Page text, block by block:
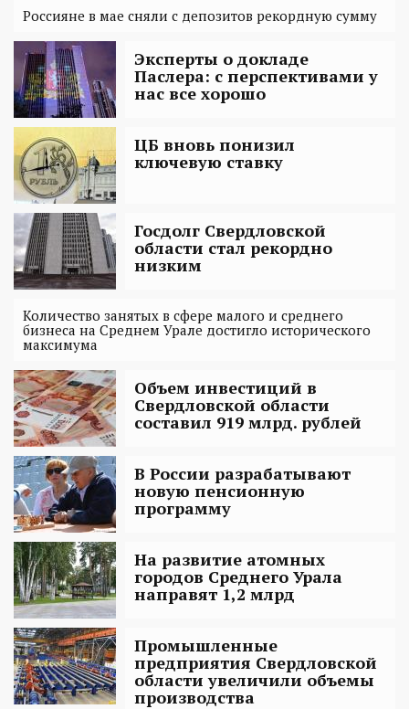
Россияне в мае сняли с депозитов рекордную сумму
Эксперты о докладе
Паслера: с перспективами у
нас все хорошо
ЦБ вновь понизил
ключевую ставку
Госдолг Свердловской
области стал рекордно
низким
Количество занятых в сфере малого и среднего
бизнеса на Среднем Урале достигло исторического
максимума
Объем инвестиций в
Свердловской области
составил 919 млрд. рублей
В России разрабатывают
новую пенсионную
программу
На развитие атомных
городов Среднего Урала
направят 1,2 млрд
Промышленные
предприятия Свердловской
области увеличили объемы
производства